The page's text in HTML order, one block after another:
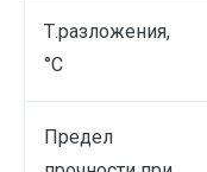
Т.разложения,
°С
Предел